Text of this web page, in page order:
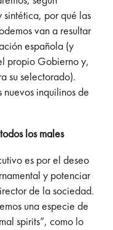
sintética, por qué las
van a resultar
española (y
propio Gobierno y,
su selectorado).
inquilinos de
los males
es por el deseo
y potenciar
de la sociedad.
una especie de
spirits”, como lo